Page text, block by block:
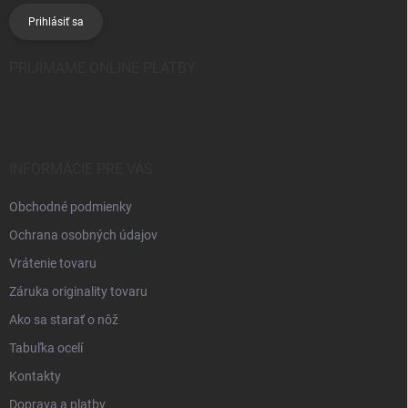
Prihlásiť sa
Obchodné podmienky
Ochrana osobných údajov
Vrátenie tovaru
Záruka originality tovaru
Ako sa starať o nôž
Tabuľka ocelí
Kontakty
Doprava a platby